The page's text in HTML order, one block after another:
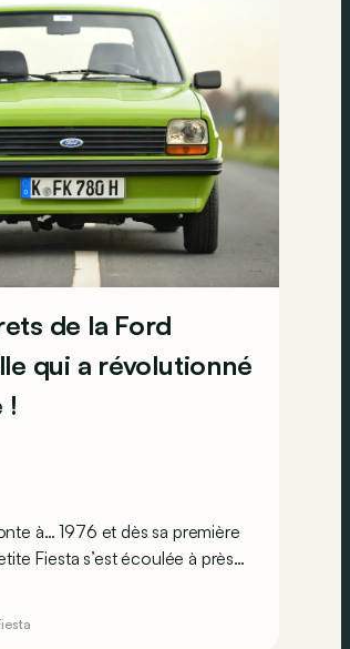
de la Ford
qui a révolutionné
!
à… 1976 et dès sa première
Fiesta s’est écoulée à près